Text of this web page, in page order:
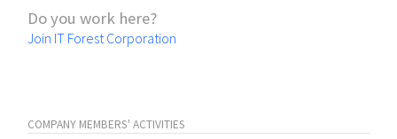
Do you work here?
Join IT Forest Corporation
COMPANY MEMBERS' ACTIVITIES